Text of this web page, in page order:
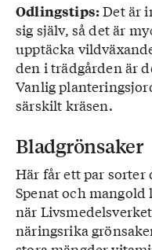
Odlingstips:Det är
sig själv, så det är
upptäcka
den i trädgården är
Vanlig
särskilt kräsen.
Bladgrönsaker
Här får ett par sorter
Spenat och mangold
när
näringsrika